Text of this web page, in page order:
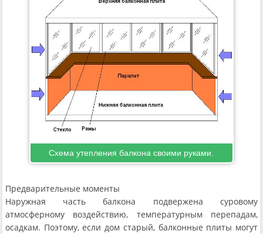
Схема утепления балкона своими руками.
Предварительные моменты
Наружная часть балкона подвержена суровому
атмосферному воздействию, температурным перепадам,
осадкам. Поэтому, если дом старый, балконные плиты могут